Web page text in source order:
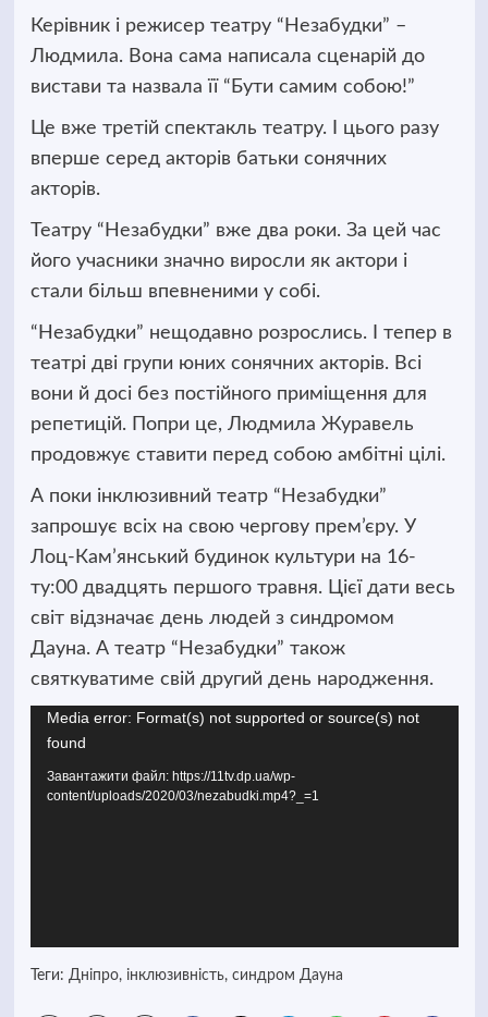
Керівник і режисер театру “Незабудки” –
Людмила. Вона сама написала сценарій до
вистави та назвала її “Бути самим собою!”
Це вже третій спектакль театру. І цього разу
вперше серед акторів батьки сонячних
акторів.
Театру “Незабудки” вже два роки. За цей час
його учасники значно виросли як актори і
стали більш впевненими у собі.
“Незабудки” нещодавно розрослись. І тепер в
театрі дві групи юних сонячних акторів. Всі
вони й досі без постійного приміщення для
репетицій. Попри це, Людмила Журавель
продовжує ставити перед собою амбітні цілі.
А поки інклюзивний театр “Незабудки”
запрошує всіх на свою чергову прем’єру. У
Лоц-Кам’янський будинок культури на 16-
ту:00 двадцять першого травня. Цієї дати весь
світ відзначає день людей з синдромом
Дауна. А театр “Незабудки” також
святкуватиме свій другий день народження.
Відеопрогравач
Media error: Format(s) not supported or source(s) not
found
Завантажити файл: https://11tv.dp.ua/wp-
content/uploads/2020/03/nezabudki.mp4?_=1
Теги: Дніпро, інклюзивність, синдром Дауна